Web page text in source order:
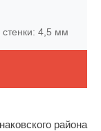
4,5 мм
района